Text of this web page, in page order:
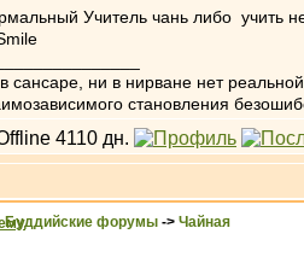
Учитель чань либо учить
сансаре, ни в нирване нет
становления
Буддийские форумы -> Чайная